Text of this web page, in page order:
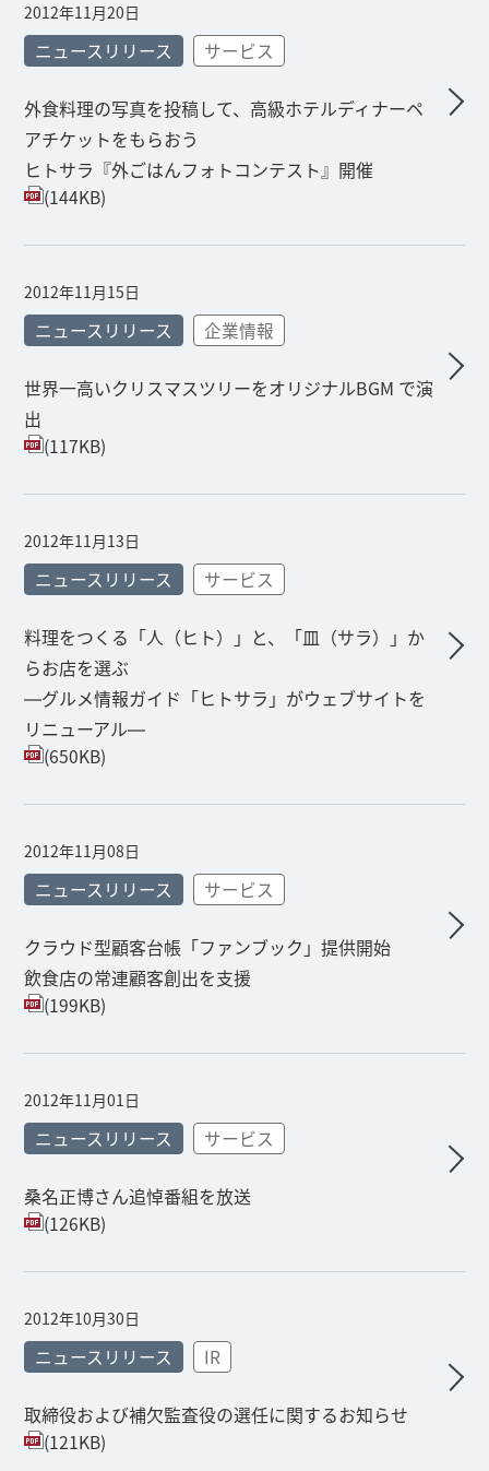
2012年11月20日
ニュースリリース サービス
外食料理の写真を投稿して、高級ホテルディナーペ
アチケットをもらおう
ヒトサラ『外ごはんフォトコンテスト』開催
(144KB)
2012年11月15日
ニュースリリース 企業情報
世界一高いクリスマスツリーをオリジナルBGM で演
出
(117KB)
2012年11月13日
ニュースリリース サービス
料理をつくる「人（ヒト）」と、「皿（サラ）」か
らお店を選ぶ
―グルメ情報ガイド「ヒトサラ」がウェブサイトを
リニューアル―
(650KB)
2012年11月08日
ニュースリリース サービス
クラウド型顧客台帳「ファンブック」提供開始
飲食店の常連顧客創出を支援
(199KB)
2012年11月01日
ニュースリリース サービス
桑名正博さん追悼番組を放送
(126KB)
2012年10月30日
ニュースリリース IR
取締役および補欠監査役の選任に関するお知らせ
(121KB)